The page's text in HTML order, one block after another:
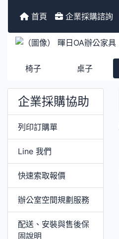
首頁 企業採購諮詢
椅子 桌子
企業採購協助
列印訂購單
Line 我們
快速索取報價
辦公室空間規劃服務
配送、安裝與售後保
固說明